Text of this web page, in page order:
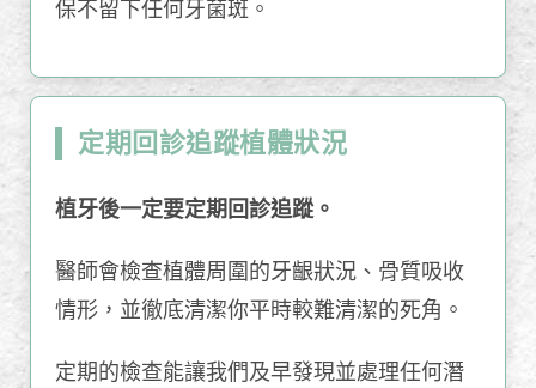
保不留下任何牙菌斑。
定期回診追蹤植體狀況
植牙後一定要定期回診追蹤。
醫師會檢查植體周圍的牙齦狀況、骨質吸收
情形，並徹底清潔你平時較難清潔的死角。
定期的檢查能讓我們及早發現並處理任何潛